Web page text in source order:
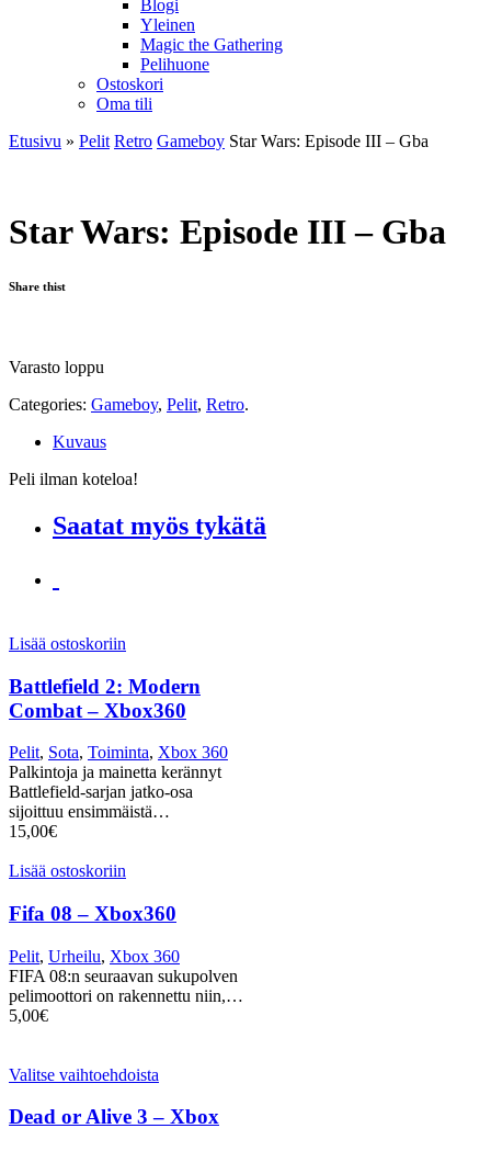
Blogi
Yleinen
Magic the Gathering
Pelihuone
Ostoskori
Oma tili
Etusivu » Pelit Retro Gameboy Star Wars: Episode III – Gba
Star Wars: Episode III – Gba
Share thist
Varasto loppu
Categories: Gameboy, Pelit, Retro.
Kuvaus
Peli ilman koteloa!
Saatat myös tykätä
Lisää ostoskoriin
Battlefield 2: Modern
Combat – Xbox360
Pelit, Sota, Toiminta, Xbox 360
Palkintoja ja mainetta kerännyt
Battlefield-sarjan jatko-osa
sijoittuu ensimmäistä…
15,00€
Lisää ostoskoriin
Fifa 08 – Xbox360
Pelit, Urheilu, Xbox 360
FIFA 08:n seuraavan sukupolven
pelimoottori on rakennettu niin,…
5,00€
Valitse vaihtoehdoista
Dead or Alive 3 – Xbox